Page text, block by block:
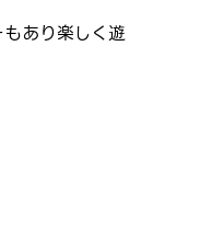
あり楽しく遊